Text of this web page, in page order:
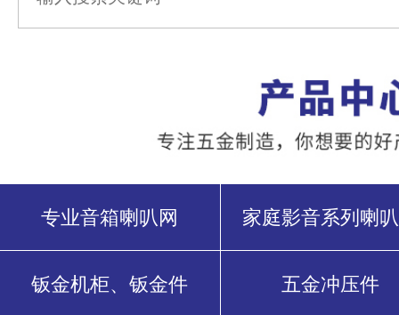
专业音箱喇叭网 家庭影音系列喇
钣金机柜、钣金件 五金冲压件